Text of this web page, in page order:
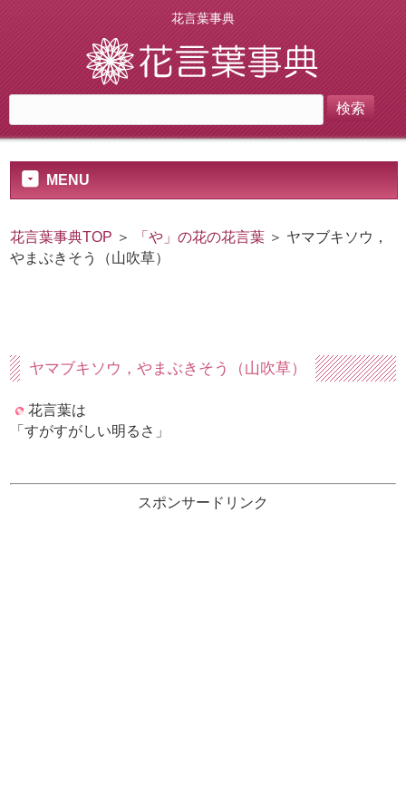
花言葉事典
MENU
花言葉事典TOP ＞ 「や」の花の花言葉 ＞ ヤマブキソウ，
やまぶきそう（山吹草）
ヤマブキソウ，やまぶきそう（山吹草）
花言葉は
「すがすがしい明るさ」
スポンサードリンク